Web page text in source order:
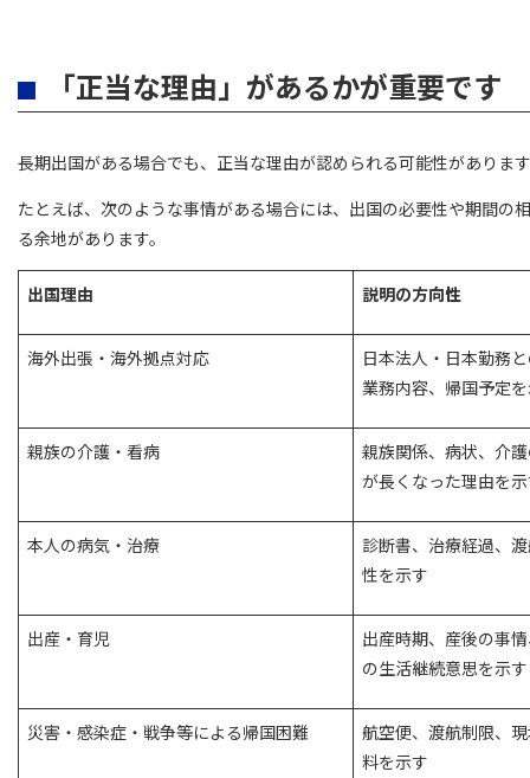
「正当な理由」があるかが重要です
長期出国がある場合でも、正当な理由が認められる可能性がありま
たとえば、次のような事情がある場合には、出国の必要性や期間の
る余地があります。
出国理由 説明の方向性
海外出張・海外拠点対応
日本法人・日本勤務
業務内容、帰国予定
親族の介護・看病
親族関係、病状、介
が長くなった理由を
本人の病気・治療
診断書、治療経過、
性を示す
出産・育児
出産時期、産後の事
の生活継続意思を示す
災害・感染症・戦争等による帰国困難
航空便、渡航制限、
料を示す